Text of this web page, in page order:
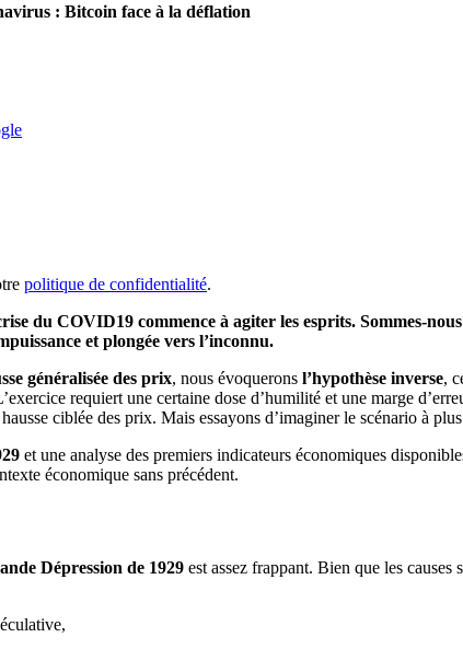
: Bitcoin face à la déflation
politique de confidentialité.
du COVID19 commence à agiter les esprits. Sommes-
et plongée vers l’inconnu.
généralisée des prix, nous évoquerons l’hypothèse inverse,
requiert une certaine dose d’humilité et une marge
ciblée des prix. Mais essayons d’imaginer le scénario à
et une analyse des premiers indicateurs économiques
économique sans précédent.
Dépression de 1929 est assez frappant. Bien que les